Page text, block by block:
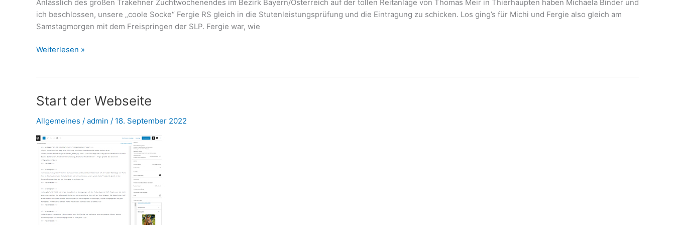
Anlässlich des großen Trakehner Zuchtwochenendes im Bezirk Bayern/Österreich auf der tollen Reitanlage von Thomas Meir in Thierhaupten haben Michaela Binder und
ich beschlossen, unsere „coole Socke“ Fergie RS gleich in die Stutenleistungsprüfung und die Eintragung zu schicken. Los ging’s für Michi und Fergie also gleich am
Samstagmorgen mit dem Freispringen der SLP. Fergie war, wie
Fergie
großer
Bühne
Weiterlesen »
Start der Webseite
Allgemeines / admin / 18. September 2022